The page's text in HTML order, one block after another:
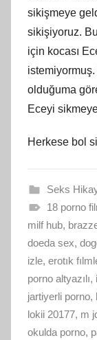
sikişmeye
sikişiyoruz.
için kocası
olduğuma
Eceyi
Herkese bol
Seks
18 porno
milf hub,
doeda sex,
izle, erotık
porno altyazılı,
jartiyerli porno,
lokii 20177, m
okulda porno,